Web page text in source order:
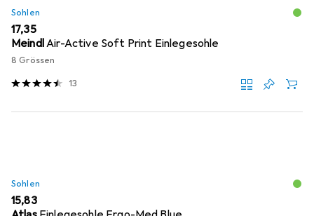
Sohlen
EUR
17,35
MeindlAir-Active Soft Print Einlegesohle
8 Grössen
13
Sohlen
EUR
15,83